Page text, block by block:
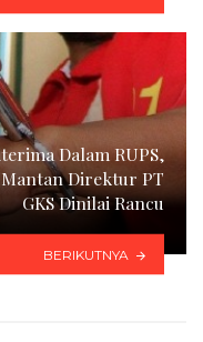
Dalam RUPS,
Direktur PT
GKS Dinilai Rancu
BERIKUTNYA